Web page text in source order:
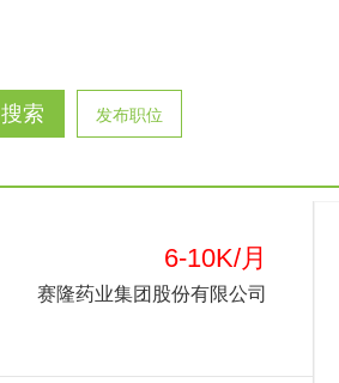
搜索 发布职位
6-10K/月
赛隆药业集团股份有限公司